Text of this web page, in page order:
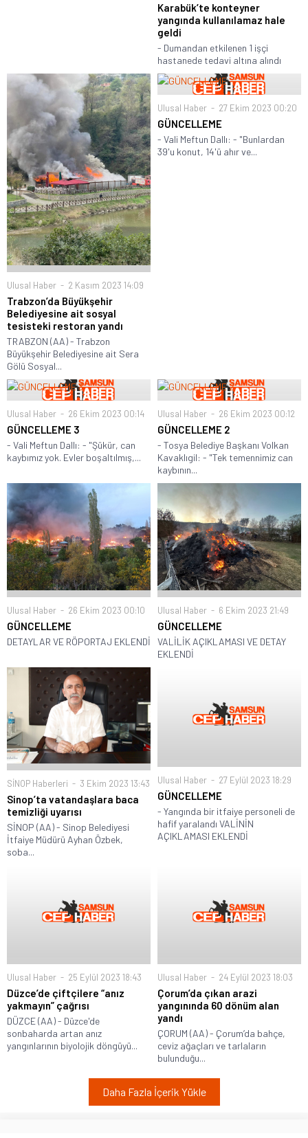
Karabük’te konteyner
yangında kullanılamaz hale
geldi
- Dumandan etkilenen 1 işçi
hastanede tedavi altına alındı
Ulusal Haber 2 Kasım 2023 14:09
Trabzon’da Büyükşehir
Belediyesine ait sosyal
tesisteki restoran yandı
TRABZON (AA) - Trabzon
Büyükşehir Belediyesine ait Sera
Gölü Sosyal...
Ulusal Haber 27 Ekim 2023 00:20
GÜNCELLEME
- Vali Meftun Dallı: - "Bunlardan
39'u konut, 14'ü ahır ve...
Ulusal Haber 26 Ekim 2023 00:14
GÜNCELLEME 3
- Vali Meftun Dallı: - "Şükür, can
kaybımız yok. Evler boşaltılmış,...
Ulusal Haber 26 Ekim 2023 00:12
GÜNCELLEME 2
- Tosya Belediye Başkanı Volkan
Kavaklıgil: - "Tek temennimiz can
kaybının...
Ulusal Haber 26 Ekim 2023 00:10
GÜNCELLEME
DETAYLAR VE RÖPORTAJ EKLENDİ
Ulusal Haber 6 Ekim 2023 21:49
GÜNCELLEME
VALİLİK AÇIKLAMASI VE DETAY
EKLENDİ
SİNOP Haberleri 3 Ekim 2023 13:43
Sinop’ta vatandaşlara baca
temizliği uyarısı
SİNOP (AA) - Sinop Belediyesi
İtfaiye Müdürü Ayhan Özbek,
soba...
Ulusal Haber 27 Eylül 2023 18:29
GÜNCELLEME
- Yangında bir itfaiye personeli de
hafif yaralandı VALİNİN
AÇIKLAMASI EKLENDİ
Ulusal Haber 25 Eylül 2023 18:43
Düzce’de çiftçilere “anız
yakmayın” çağrısı
DÜZCE (AA) - Düzce'de
sonbaharda artan anız
yangınlarının biyolojik döngüyü...
Ulusal Haber 24 Eylül 2023 18:03
Çorum’da çıkan arazi
yangınında 60 dönüm alan
yandı
ÇORUM (AA) - Çorum’da bahçe,
ceviz ağaçları ve tarlaların
bulunduğu...
Daha Fazla İçerik Yükle